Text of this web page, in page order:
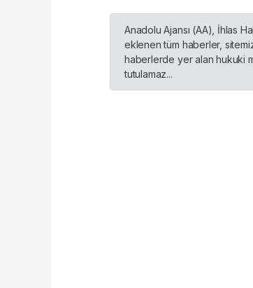
Anadolu Ajansı (AA), İhlas
eklenen tüm haberler,
haberlerde yer alan hukuki
tutulamaz...